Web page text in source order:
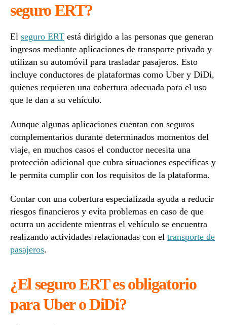
seguro ERT?
El seguro ERT está dirigido a las personas que generan
ingresos mediante aplicaciones de transporte privado y
utilizan su automóvil para trasladar pasajeros. Esto
incluye conductores de plataformas como Uber y DiDi,
quienes requieren una cobertura adecuada para el uso
que le dan a su vehículo.
Aunque algunas aplicaciones cuentan con seguros
complementarios durante determinados momentos del
viaje, en muchos casos el conductor necesita una
protección adicional que cubra situaciones específicas y
le permita cumplir con los requisitos de la plataforma.
Contar con una cobertura especializada ayuda a reducir
riesgos financieros y evita problemas en caso de que
ocurra un accidente mientras el vehículo se encuentra
realizando actividades relacionadas con el transporte de
pasajeros.
¿El seguro ERT es obligatorio
para Uber o DiDi?